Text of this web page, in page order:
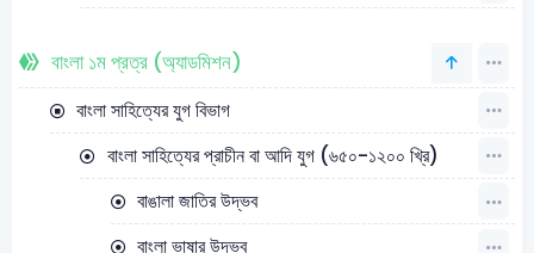
বাংলা ১ম প্রত্র (অ্যাডমিশন)
বাংলা সাহিত্যের যুগ বিভাগ
বাংলা সাহিত্যের প্রাচীন বা আদি যুগ (৬৫০-১২০০ খ্রি)
বাঙালা জাতির উদ্ভব
বাংলা ভাষার উদ্ভব